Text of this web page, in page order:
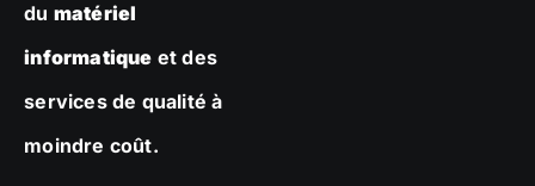
du matériel
informatique et des
services de qualité à
moindre coût.